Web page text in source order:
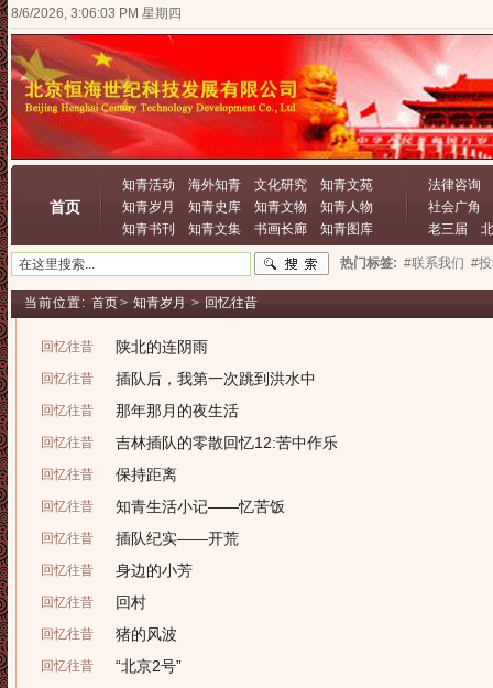
8/6/2026, 3:06:03 PM 星期四
首页
知青活动 海外知青 文化研究
知青文苑
知青岁月
知青史库 知青文物
知青人物
知青书刊
知青文集 书画长廊 知青图库
法律咨询
社会广角
老三届
热门标签: #联系我们 #
当前位置: 首页> 知青岁月 > 回忆往昔
回忆往昔 陕北的连阴雨
回忆往昔 插队后，我第一次跳到洪水中
回忆往昔 那年那月的夜生活
回忆往昔 吉林插队的零散回忆12:苦中作乐
回忆往昔 保持距离
回忆往昔 知青生活小记——忆苦饭
回忆往昔 插队纪实——开荒
回忆往昔 身边的小芳
回忆往昔 回村
回忆往昔 猪的风波
回忆往昔 “北京2号”